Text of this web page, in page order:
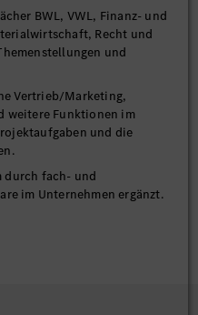
BWL, VWL, Finanz- und
Recht und
und
Vertrieb/Marketing,
weitere Funktionen im
und die
durch fach- und
im Unternehmen ergänzt.